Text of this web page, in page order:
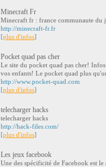
Minecraft Fr
Minecraft fr : france communaute du
http://minecraft-fr.fr
[plus d'infos]
Pocket quad pas cher
Le site du pocket quad pas cher!
vos enfants! Le pocket quad plus
http://www.pocket-quad.com
[plus d'infos]
telecharger hacks
telecharger hacks
http://hack-files.com/
[plus d'infos]
Les jeux facebook
Une des spécificité de Facebook est